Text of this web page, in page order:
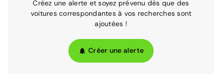
Créez une alerte et soyez prévenu dès que des
voitures correspondantes à vos recherches sont
ajoutées !
Créer une alerte